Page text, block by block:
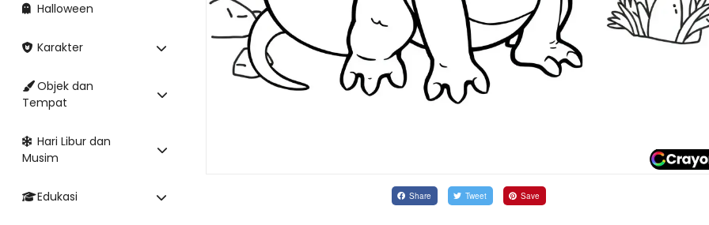
Halloween
Karakter
Objek dan
Tempat
Hari Libur dan
Musim
Edukasi Share Tweet Save